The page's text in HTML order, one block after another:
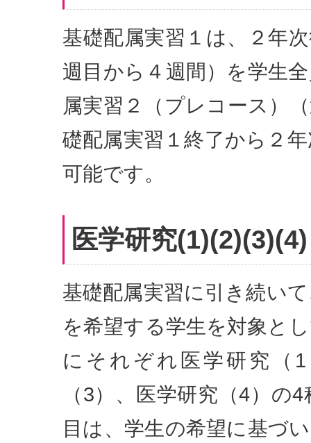
基礎配属実習１は、２年
週目から４週間）を学生
属実習２（プレコース）
礎配属実習１終了から２
可能です。
医学研究(1)(2)(3)(4)
基礎配属実習に引き続い
を希望する学生を対象と
にそれぞれ医学研究（
（3）、医学研究（4）の
目は、学生の希望に基づ